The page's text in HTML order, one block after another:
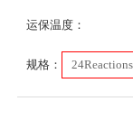
运保温度：
规格： 24Reactions